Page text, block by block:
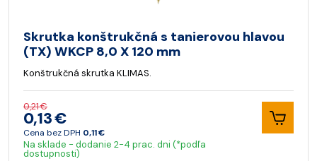
Skrutka konštrukčná s tanierovou hlavou
(TX) WKCP 8,0 X 120 mm
Konštrukčná skrutka KLIMAS.
0,21 €
0,13 €
Cena bez DPH 0,11 €
Na sklade - dodanie 2-4 prac. dni (*podľa
dostupnosti)